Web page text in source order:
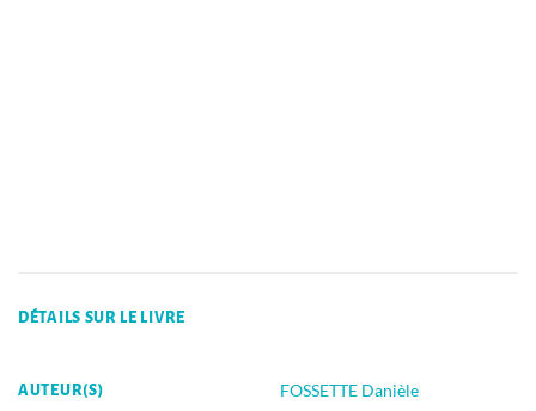
DÉTAILS SUR LE LIVRE
AUTEUR(S) FOSSETTE Danièle